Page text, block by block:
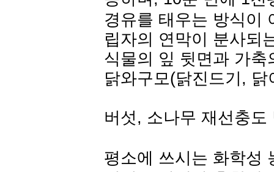
경유를 태우는 방식이
립자의 연막이 분사되
식물의 잎 뒷면과 가
닭와구모(닭진드기,
버섯, 소나무 재선충
평소에 쓰시는 화학성